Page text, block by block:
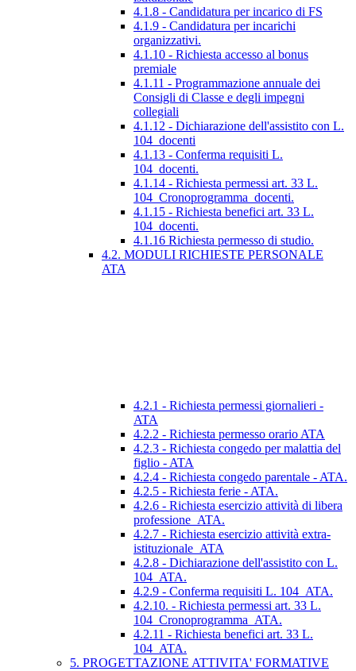
4.1.8 - Candidatura per incarico di FS
4.1.9 - Candidatura per incarichi
organizzativi.
4.1.10 - Richiesta accesso al bonus
premiale
4.1.11 - Programmazione annuale dei
Consigli di Classe e degli impegni
collegiali
4.1.12 - Dichiarazione dell'assistito con L.
104_docenti
4.1.13 - Conferma requisiti L.
104_docenti.
4.1.14 - Richiesta permessi art. 33 L.
104_Cronoprogramma_docenti.
4.1.15 - Richiesta benefici art. 33 L.
104_docenti.
4.1.16 Richiesta permesso di studio.
4.2. MODULI RICHIESTE PERSONALE
ATA
4.2.1 - Richiesta permessi giornalieri -
ATA
4.2.2 - Richiesta permesso orario ATA
4.2.3 - Richiesta congedo per malattia del
figlio - ATA
4.2.4 - Richiesta congedo parentale - ATA.
4.2.5 - Richiesta ferie - ATA.
4.2.6 - Richiesta esercizio attività di libera
professione_ATA.
4.2.7 - Richiesta esercizio attività extra-
istituzionale_ATA
4.2.8 - Dichiarazione dell'assistito con L.
104_ATA.
4.2.9 - Conferma requisiti L. 104_ATA.
4.2.10. - Richiesta permessi art. 33 L.
104_Cronoprogramma_ATA.
4.2.11 - Richiesta benefici art. 33 L.
104_ATA.
5. PROGETTAZIONE ATTIVITA' FORMATIVE